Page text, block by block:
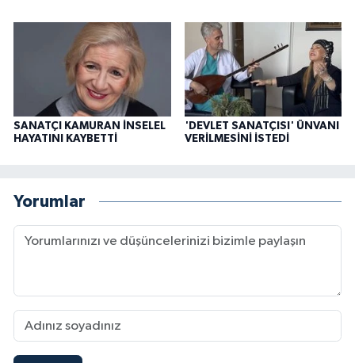
SANATÇI KAMURAN İNSELEL
HAYATINI KAYBETTİ
'DEVLET SANATÇISI' ÜNVANI
VERİLMESİNİ İSTEDİ
Yorumlar